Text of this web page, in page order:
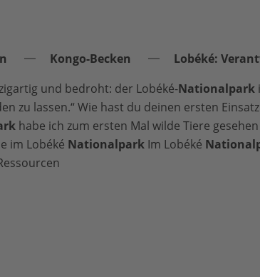
Kongo-Becken
Lobéké:
und bedroht: der Lobéké-Nationalpark
zu lassen.“ Wie hast du deinen ersten
habe ich zum ersten Mal wilde Tiere
im Lobéké Nationalpark Im Lobéké